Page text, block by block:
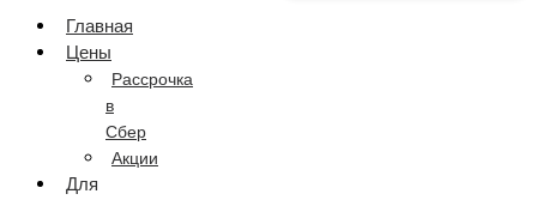
Главная
Цены
Рассрочка
в
Сбер
Акции
Для